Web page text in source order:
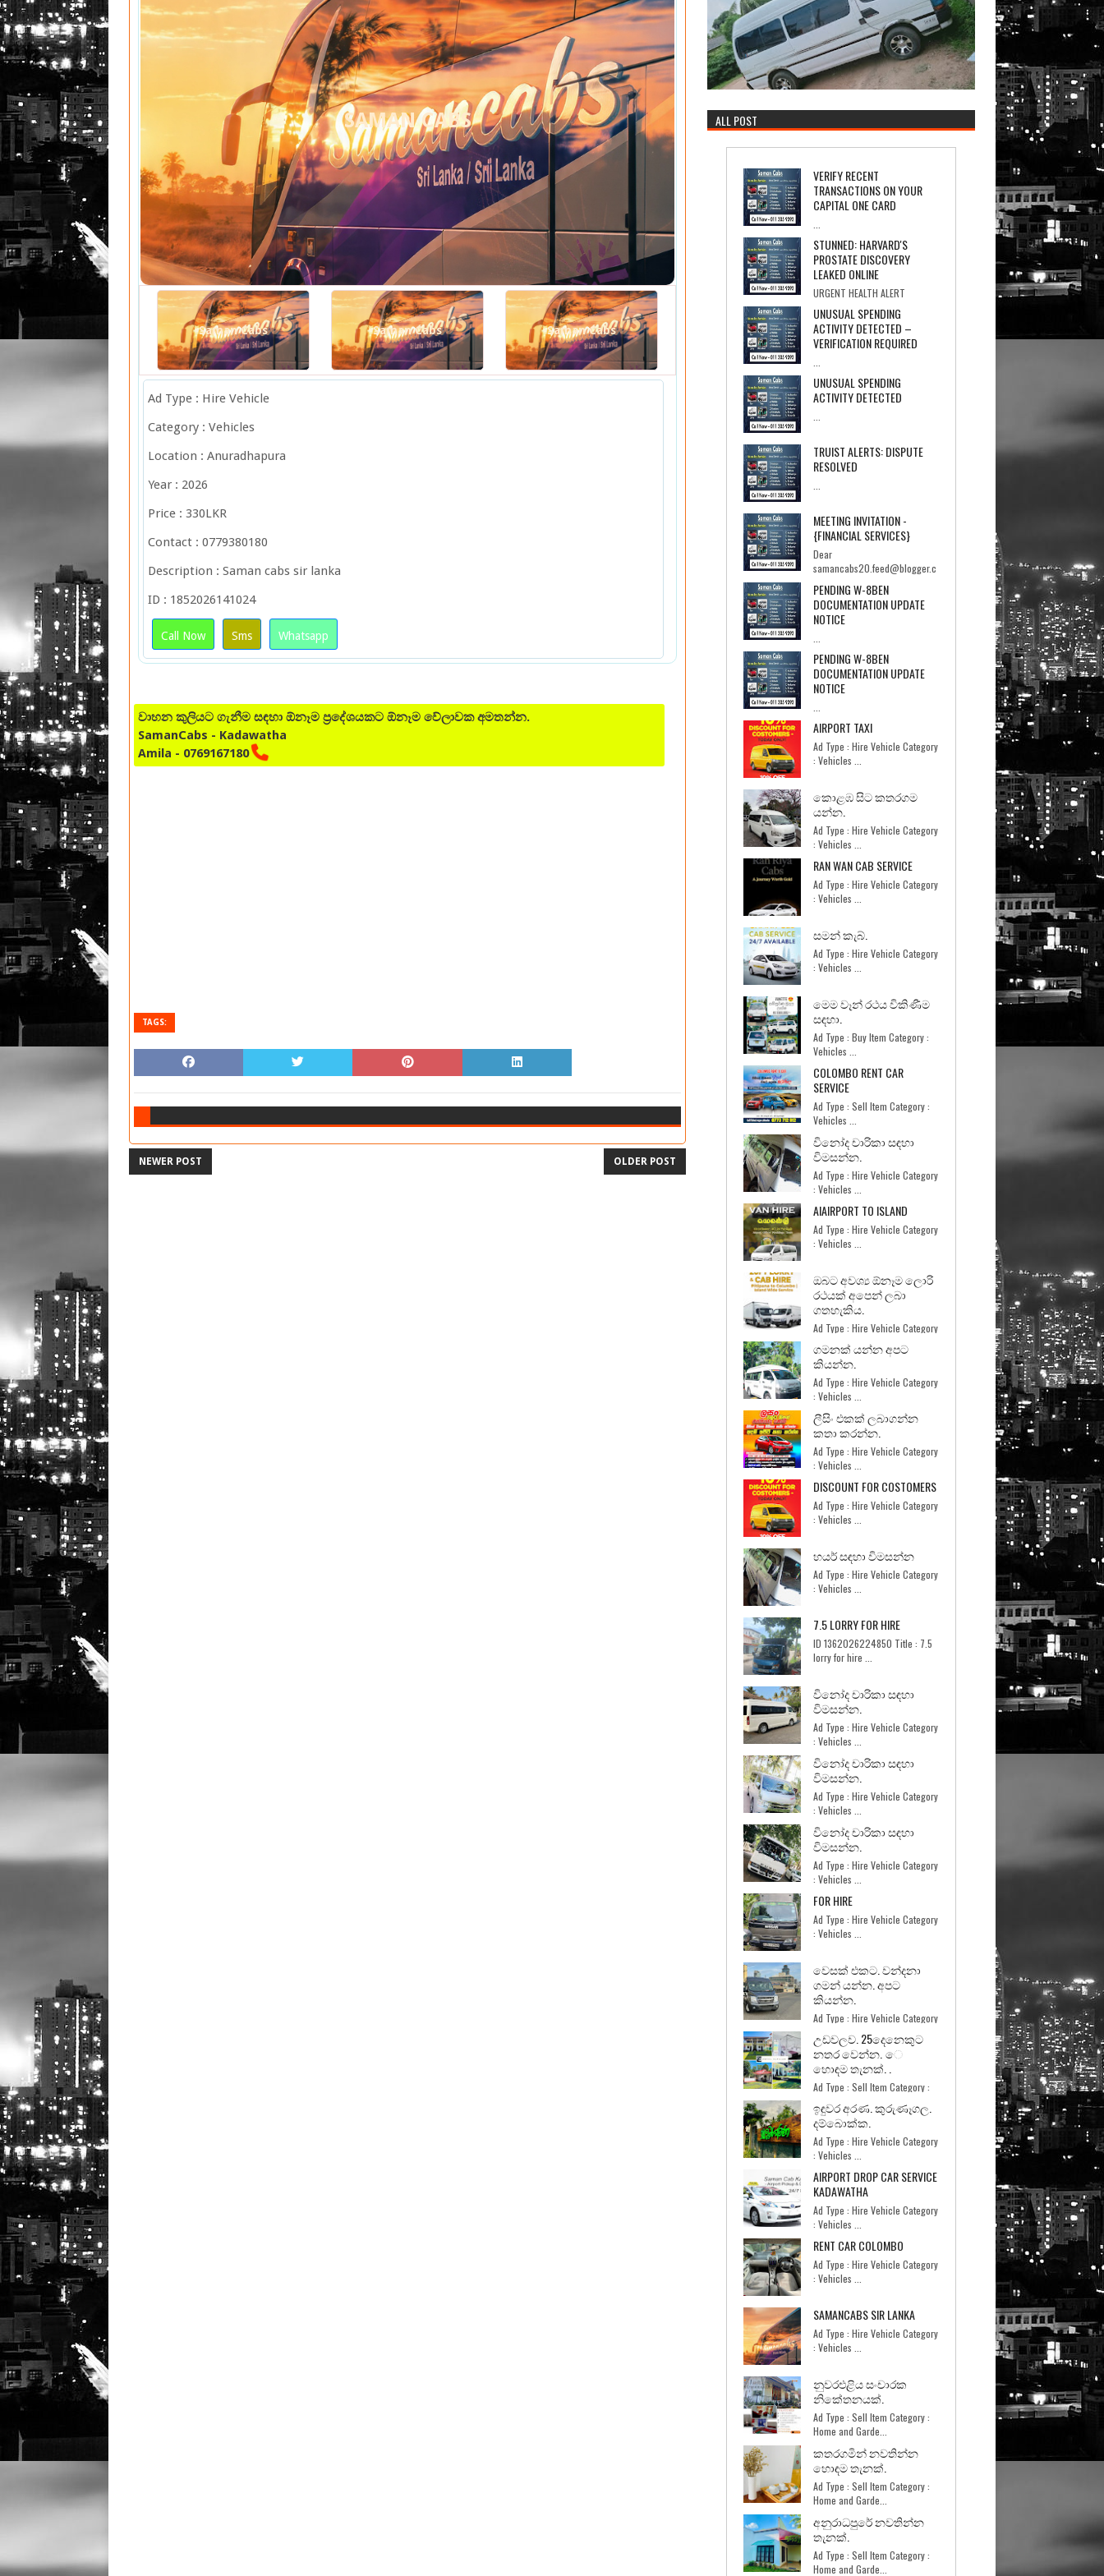
SAMAN CABS
Saman Cabs Saman Cabs Saman Cabs
Ad Type : Hire Vehicle
Category : Vehicles
Location : Anuradhapura
Year : 2026
Price : 330LKR
Contact : 0779380180
Description : Saman cabs sir lanka
ID : 1852026141024
Call Now Sms Whatsapp
වාහන කුලියට ගැනීම සඳහා ඕනෑම ප්‍රදේශයකට ඕනෑම වේලාවක අමතන්න.
SamanCabs - Kadawatha
Amila - 0769167180
TAGS:
NEWER POST OLDER POST
ALL POST
VERIFY RECENT
TRANSACTIONS ON YOUR
CAPITAL ONE CARD
STUNNED: HARVARD'S
PROSTATE DISCOVERY
LEAKED ONLINE
URGENT HEALTH ALERT
PROSTATE COVER-UP Internal Documents Re...
UNUSUAL SPENDING
ACTIVITY DETECTED –
VERIFICATION REQUIRED
UNUSUAL SPENDING
ACTIVITY DETECTED
TRUIST ALERTS: DISPUTE
RESOLVED
MEETING INVITATION -
{FINANCIAL SERVICES}
Dear
samancabs20.feed@blogger.c
om,I hope you're having a good day.I'm Ebrahi...
PENDING W-8BEN
DOCUMENTATION UPDATE
NOTICE
PENDING W-8BEN
DOCUMENTATION UPDATE
NOTICE
AIRPORT TAXI
Ad Type : Hire Vehicle Category
: Vehicles ...
කොළඹ සිට කතරගම
යන්න.
Ad Type : Hire Vehicle Category
: Vehicles ...
RAN WAN CAB SERVICE
Ad Type : Hire Vehicle Category
: Vehicles ...
සමන් කැබ්.
Ad Type : Hire Vehicle Category
: Vehicles ...
මෙම වෑන් රථය විකිණීම
සඳහා.
Ad Type : Buy Item Category :
Vehicles ...
COLOMBO RENT CAR
SERVICE
Ad Type : Sell Item Category :
Vehicles ...
විනෝද චාරිකා සඳහා
විමසන්න.
Ad Type : Hire Vehicle Category
: Vehicles ...
AIAIRPORT TO ISLAND
Ad Type : Hire Vehicle Category
: Vehicles ...
ඔබට අවශ්‍ය ඕනෑම ලොරි
රථයක් අපෙන් ලබා
ගතහැකිය.
Ad Type : Hire Vehicle Category
: Services ...
ගමනක් යන්න අපට
කියන්න.
Ad Type : Hire Vehicle Category
: Vehicles ...
ලීසිං එකක් ලබාගන්න
කතා කරන්න.
Ad Type : Hire Vehicle Category
: Vehicles ...
DISCOUNT FOR COSTOMERS
Ad Type : Hire Vehicle Category
: Vehicles ...
හයර් සඳහා විමසන්න
Ad Type : Hire Vehicle Category
: Vehicles ...
7.5 LORRY FOR HIRE
ID 1362026224850 Title : 7.5
lorry for hire ...
විනෝද චාරිකා සඳහා
විමසන්න.
Ad Type : Hire Vehicle Category
: Vehicles ...
විනෝද චාරිකා සඳහා
විමසන්න.
Ad Type : Hire Vehicle Category
: Vehicles ...
විනෝද චාරිකා සඳහා
විමසන්න.
Ad Type : Hire Vehicle Category
: Vehicles ...
FOR HIRE
Ad Type : Hire Vehicle Category
: Vehicles ...
වෙසක් එකට. වන්දනා
ගමන් යන්න. අපට
කියන්න.
Ad Type : Hire Vehicle Category
: Vehicles ...
උඩවලව. 25දෙනෙකුට
නතර වෙන්න. ෙ
හොඳම තැනක්. .
Ad Type : Sell Item Category :
Home and Garde... ඉඳුවර අරණ. කුරුණෑගල.
දම්බොක්ක.
Ad Type : Hire Vehicle Category
: Vehicles ...
AIRPORT DROP CAR SERVICE
KADAWATHA
Ad Type : Hire Vehicle Category
: Vehicles ...
RENT CAR COLOMBO
Ad Type : Hire Vehicle Category
: Vehicles ...
SAMANCABS SIR LANKA
Ad Type : Hire Vehicle Category
: Vehicles ...
නුවරඑළිය සංචාරක
නිකේතනයක්.
Ad Type : Sell Item Category :
Home and Garde...
කතරගමින් නවතින්න
හොඳම තැනක්.
Ad Type : Sell Item Category :
Home and Garde...
අනුරාධපුරේ නවතින්න
තැනක්.
Ad Type : Sell Item Category :
Home and Garde...